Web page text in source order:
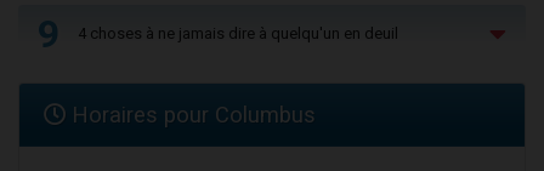
9 4 choses à ne jamais dire à quelqu'un en deuil
Horaires pour Columbus